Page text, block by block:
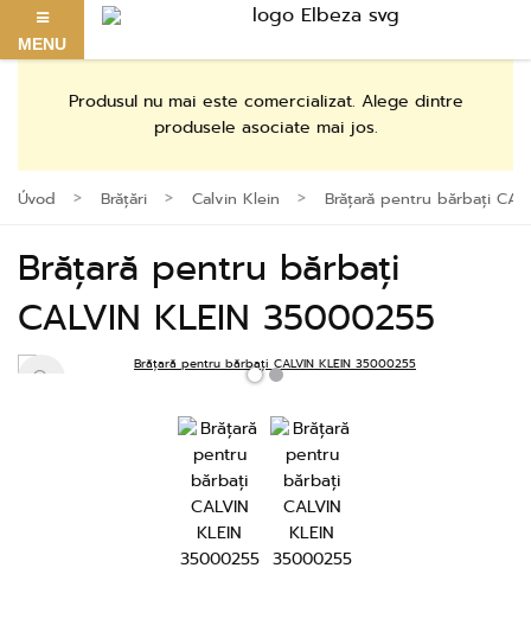
MENU
Produsul nu mai este comercializat. Alege dintre
produsele asociate mai jos.
Úvod Brățări Calvin Klein Brățară pentru bărbați
Brățară pentru bărbați
CALVIN KLEIN 35000255